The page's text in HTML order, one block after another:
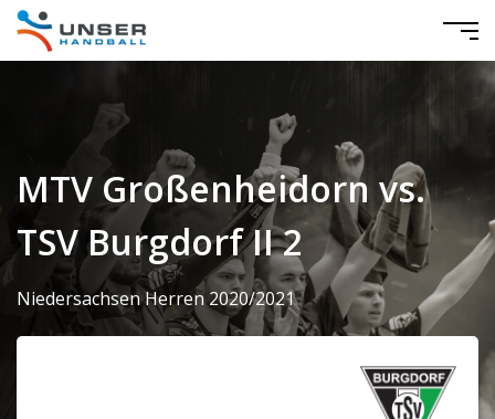
MTV Großenheidorn vs.
TSV Burgdorf II 2
Niedersachsen Herren 2020/2021